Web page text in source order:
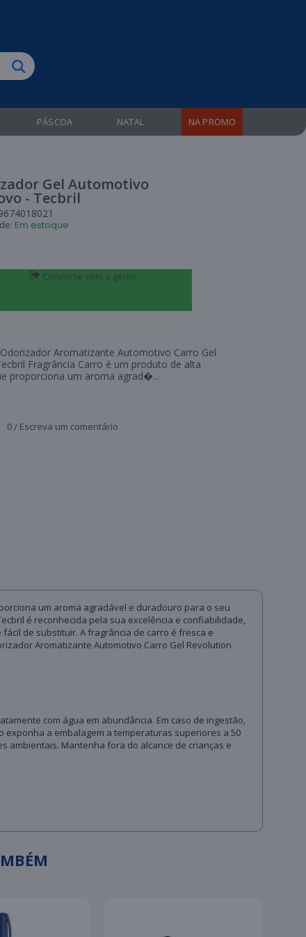
PÁSCOA NATAL NA PROMO
Gel Automotivo
- Tecbril
Em estoque
Converse com a gente
Aromatizante Automotivo Carro Gel
Fragrância Carro é um produto de alta
proporciona um aroma agrad�...
0/ Escreva um comentário
um aroma agradável e duradouro para o seu
é reconhecida pela sua excelência e confiabilidade,
de substituir. A fragrância de carro é fresca e
Aromatizante Automotivo Carro Gel Revolution
com água em abundância. Em caso de ingestão,
exponha a embalagem a temperaturas superiores a 50
ambientais. Mantenha fora do alcance de crianças e